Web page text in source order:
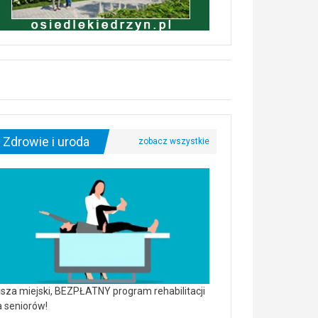
Zdrowie i uroda
miejski, BEZPŁATNY program rehabilitacji
seniorów!